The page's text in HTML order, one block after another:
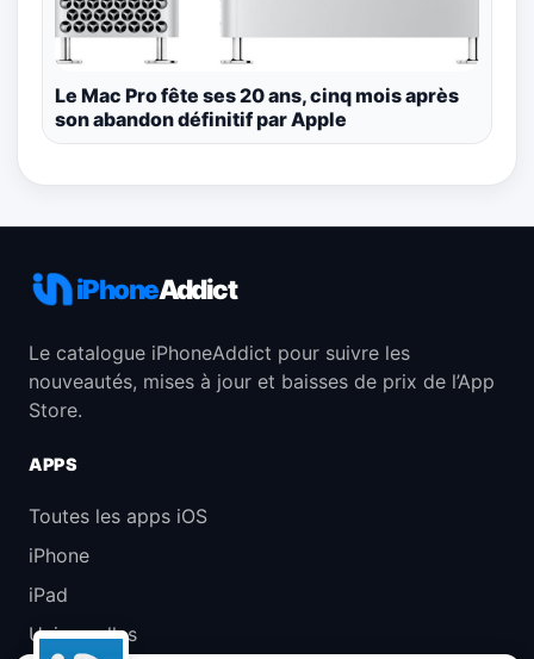
Le Mac Pro fête ses 20 ans, cinq mois après
son abandon définitif par Apple
iPhoneAddict
Le catalogue iPhoneAddict pour suivre les
nouveautés, mises à jour et baisses de prix de l’App
Store.
APPS
Toutes les apps iOS
iPhone
iPad
Universelles